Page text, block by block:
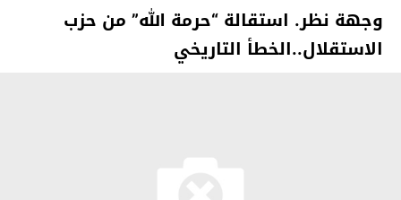
وجهة نظر. استقالة “حرمة الله” من حزب
الاستقلال..الخطأ التاريخي